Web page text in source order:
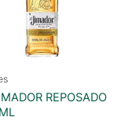
REPOSADO